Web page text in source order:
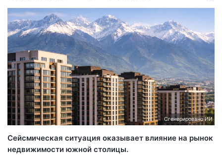
Сгенерировано ИИ
Сейсмическая ситуация оказывает влияние на рынок
недвижимости южной столицы.